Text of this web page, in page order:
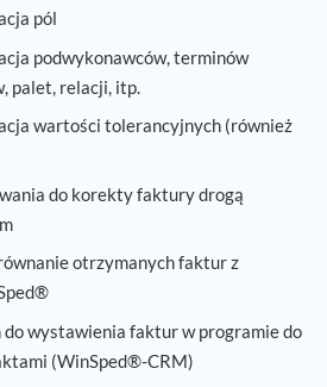
pól
podwykonawców, terminów
palet, relacji, itp.
wartości tolerancyjnych (również
do korekty faktury drogą
otrzymanych faktur z
do wystawienia faktur w programie do
(WinSped®-CRM)